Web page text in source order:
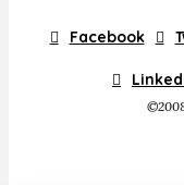
Facebook